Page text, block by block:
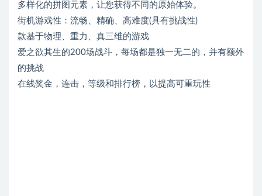
多样化的拼图元素，让您获得不同的原始体验。
街机游戏性：流畅、精确、高难度(具有挑战性)
款基于物理、重力、真三维的游戏
爱之欲其生的200场战斗，每场都是独一无二的，并有额外
的挑战
在线奖金，连击，等级和排行榜，以提高可重玩性